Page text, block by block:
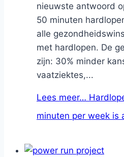
nieuwste antwoord
50 minuten
alle
met hardlopen. De
zijn: 30% minder
vaatziektes,...
Lees meer…
minuten per week is